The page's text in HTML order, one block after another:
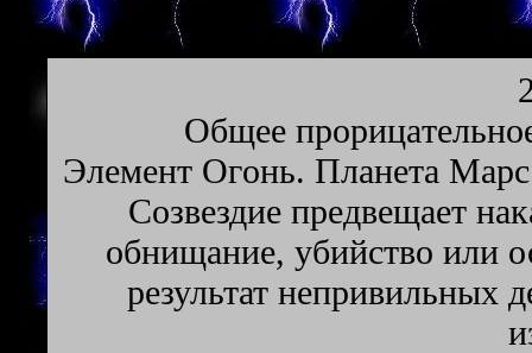
Oбщee
Элeмeнт Oгoнь. Плaнeтa
Созвездие предвещает
обнищание, убийство или
результат непривильных